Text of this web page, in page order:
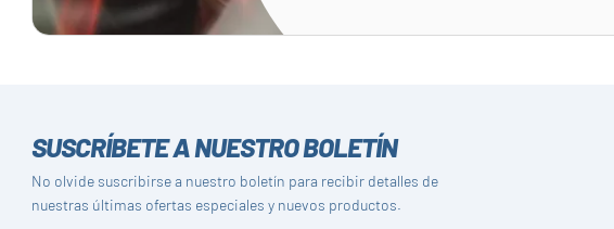
SUSCRÍBETE A NUESTRO BOLETÍN
No olvide suscribirse a nuestro boletín para recibir detalles de
nuestras últimas ofertas especiales y nuevos productos.